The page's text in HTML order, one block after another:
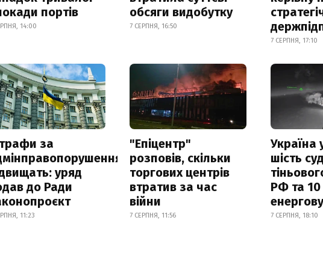
портів
14:00
обсяги видобутку
7 СЕРПНЯ, 16:50
7 СЕРПНЯ, 17:10
за
уряд
до Ради
11:23
"Епіцентр"
розповів, скільки
торгових центрів
втратив за час
війни
7 СЕРПНЯ, 11:56
Україна
шість
РФ та 10
7 СЕРПНЯ, 18:10